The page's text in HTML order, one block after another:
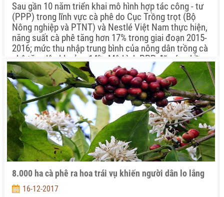
Sau gần 10 năm triển khai mô hình hợp tác công - tư
(PPP) trong lĩnh vực cà phê do Cục Trồng trọt (Bộ
Nông nghiệp và PTNT) và Nestlé Việt Nam thực hiện,
năng suất cà phê tăng hơn 17% trong giai đoạn 2015-
2016; mức thu nhập trung bình của nông dân trồng cà
phê tăng lên khoảng 14%. Mô hình PPP đã góp phần
tích cực vào thực hiện chuỗi liên kết và phát triển bền
vững nhằm đưa Việt Nam trở thành điểm tham chiếu
cà phê Robusta trên thế giới.
8.000 ha cà phê ra hoa trái vụ khiến người dân lo lắng
16-12-2017